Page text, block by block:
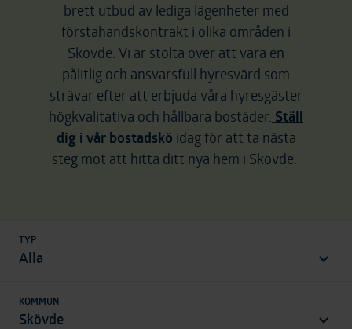
brett utbud av lediga lägenheter med
förstahandskontrakt i olika områden i
Skövde. Vi är stolta över att vara en
pålitlig och ansvarsfull hyresvärd som
strävar efter att erbjuda våra hyresgäster
högkvalitativa och hållbara bostäder. Ställ
dig i vår bostadskö idag för att ta nästa
steg mot att hitta ditt nya hem i Skövde.
TYP
Alla
KOMMUN
Skövde